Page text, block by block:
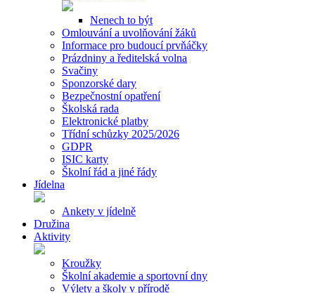
Nenech to být
Omlouvání a uvolňování žáků
Informace pro budoucí prvňáčky
Prázdniny a ředitelská volna
Svačiny
Sponzorské dary
Bezpečnostní opatření
Školská rada
Elektronické platby
Třídní schůzky 2025/2026
GDPR
ISIC karty
Školní řád a jiné řády
Jídelna
Ankety v jídelně
Družina
Aktivity
Kroužky
Školní akademie a sportovní dny
Výlety a školy v přírodě